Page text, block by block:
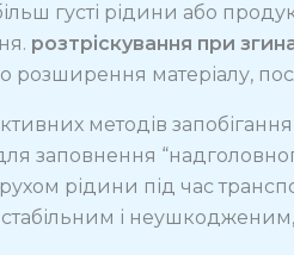
густі рідини або
розтріскування при
розширення матеріалу,
методів
заповнення
рідини під час
і